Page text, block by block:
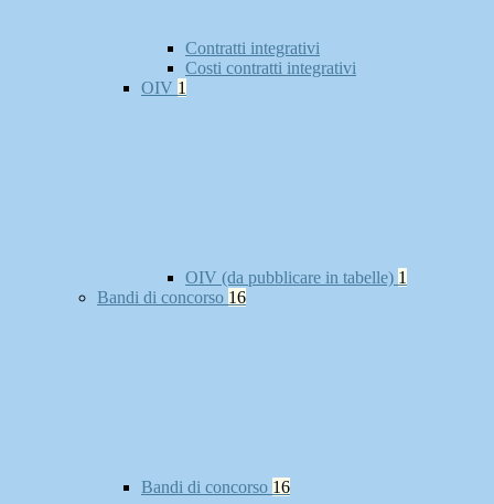
Contratti integrativi
Costi contratti integrativi
OIV 1
OIV (da pubblicare in tabelle) 1
Bandi di concorso 16
Bandi di concorso 16